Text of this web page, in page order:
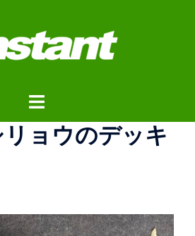
ト
ル
リョウのデッキ